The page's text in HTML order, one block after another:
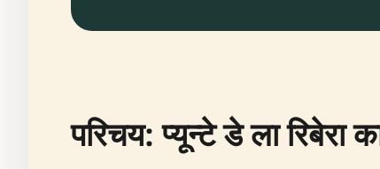
परिचय: प्यून्टे डे ला रिबेरा